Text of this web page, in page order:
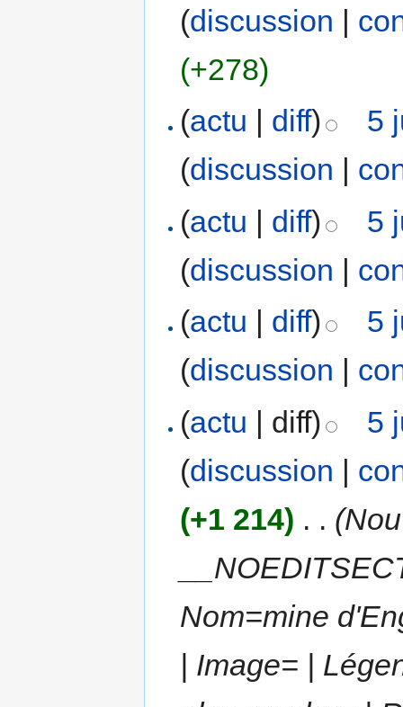
(discussion |
(+278)
(actu diff)
5
(discussion
(actu | diff)
5
(discussion |
(actu | diff)
5
(discussion |
(actu | diff)
5
(discussion |
(+1 214) . .
Nom=mine
| Image=‎ |